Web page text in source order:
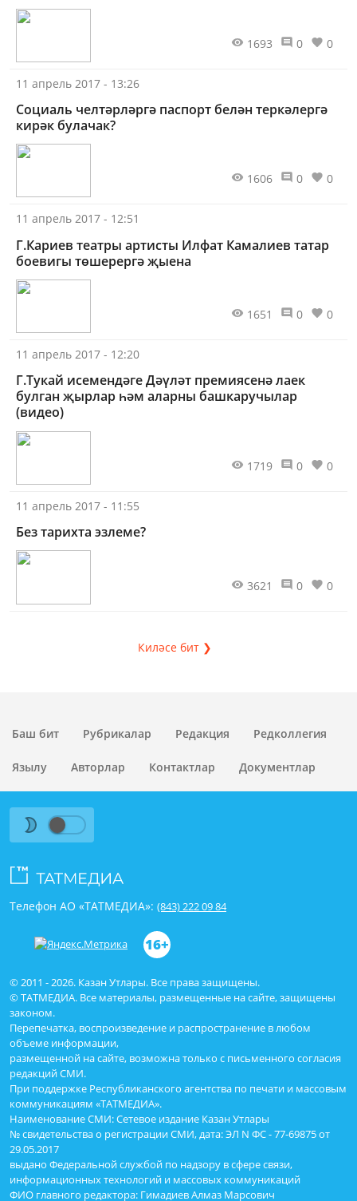
1693 0 0
11 апрель 2017 - 13:26
Социаль челтәрләргә паспорт белән теркәлергә
кирәк булачак?
1606 0 0
11 апрель 2017 - 12:51
Г.Кариев театры артисты Илфат Камалиев татар
боевигы төшерергә җыена
1651 0 0
11 апрель 2017 - 12:20
Г.Тукай исемендәге Дәүләт премиясенә лаек
булган җырлар һәм аларны башкаручылар
(видео)
1719 0 0
11 апрель 2017 - 11:55
Без тарихта эзлеме?
3621 0 0
Киләсе бит ❯
Баш бит Рубрикалар Редакция Редколлегия
Язылу Авторлар Контактлар Документлар
© 2011 - 2026. Казан Утлары. Все права защищены.
© ТАТМЕДИА. Все материалы, размещенные на сайте, защищены
законом.
Перепечатка, воспроизведение и распространение в любом
объеме информации,
размещенной на сайте, возможна только с письменного согласия
редакций СМИ.
При поддержке Республиканского агентства по печати и массовым
коммуникациям «ТАТМЕДИА».
Наименование СМИ: Сетевое издание Казан Утлары
№ свидетельства о регистрации СМИ, дата: ЭЛ N ФС - 77-69875 от
29.05.2017
выдано Федеральной службой по надзору в сфере связи,
информационных технологий и массовых коммуникаций
ФИО главного редактора: Гимадиев Алмаз Марсович
Телефон АО «ТАТМЕДИА»: (843) 222 09 84
16+